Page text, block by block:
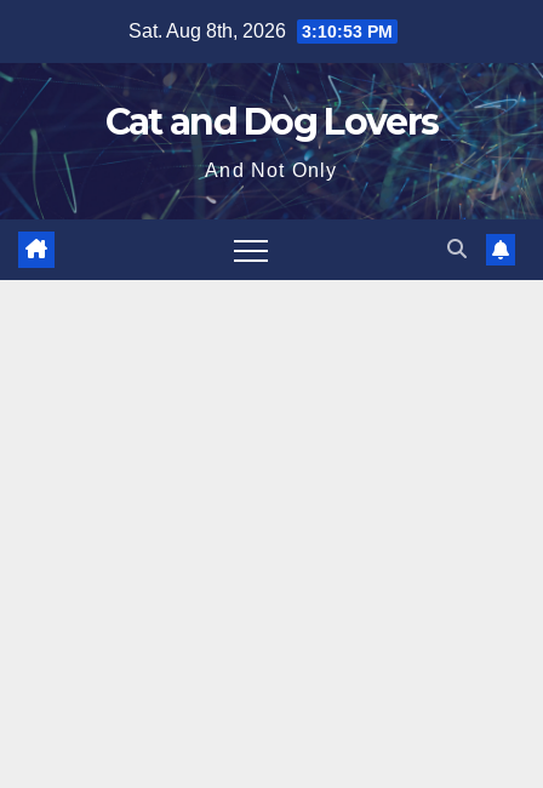
content
Sat. Aug 8th, 2026 3:10:54 PM
Cat and Dog Lovers
And Not Only